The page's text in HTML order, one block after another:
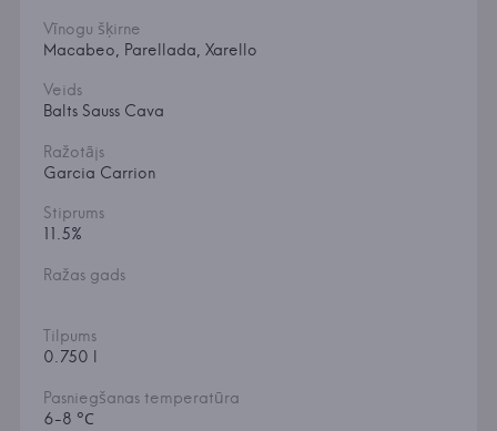
Vīnogu šķirne
Macabeo, Parellada, Xarello
Veids
Balts Sauss Cava
Ražotājs
Garcia Carrion
Stiprums
11.5%
Ražas gads
Tilpums
0.750 l
Pasniegšanas temperatūra
6-8 °С